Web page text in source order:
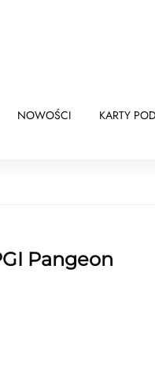
NOWOŚCI KARTY
Pangeon